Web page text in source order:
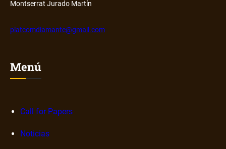
Montserrat Jurado Martín
platcomdiamante@gmail.com
Menú
Call for Papers
Noticias